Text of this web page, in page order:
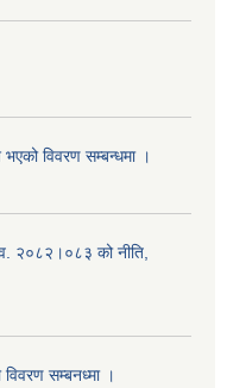
विवरण सम्बन्धमा ।
२०८२।०८३ को नीति,
सम्बनध्मा ।